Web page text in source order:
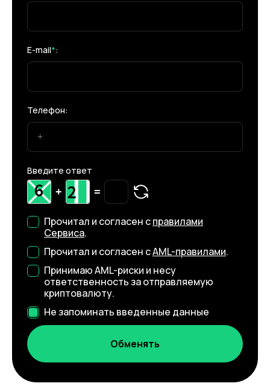
E-mail*:
Телефон:
Введите ответ
+ =
Прочитал и согласен справилами
Сервиса.
Прочитал и согласен сAML-правилами.
Принимаю AML-риски и несу
ответственность за отправляемую
криптовалюту.
Не запоминать введенные данные